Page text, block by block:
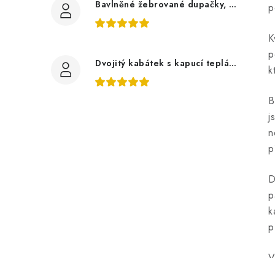
Bavlněné žebrované dupačky, zelené mojito
Dvojitý kabátek s kapucí teplákovina, auta